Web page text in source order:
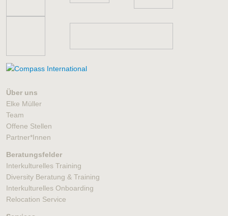
Über uns
Elke Müller
Team
Offene Stellen
Partner*Innen
Beratungsfelder
Interkulturelles Training
Diversity Beratung & Training
Interkulturelles Onboarding
Relocation Service